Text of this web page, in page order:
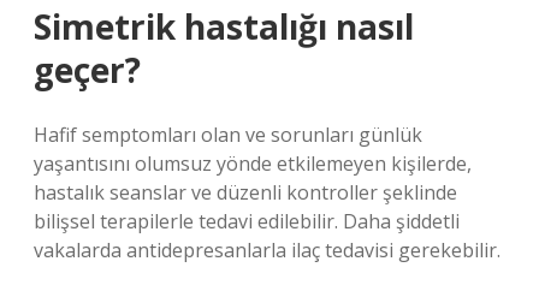
Simetrik hastalığı nasıl
geçer?
Hafif semptomları olan ve sorunları günlük
yaşantısını olumsuz yönde etkilemeyen kişilerde,
hastalık seanslar ve düzenli kontroller şeklinde
bilişsel terapilerle tedavi edilebilir. Daha şiddetli
vakalarda antidepresanlarla ilaç tedavisi gerekebilir.